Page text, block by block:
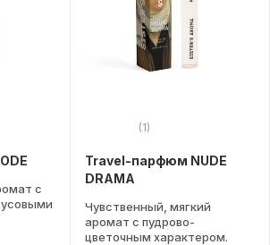
с
(1)
Travel-парфюм NUDE
DRAMA
Чувственный, мягкий
аромат с пудрово-
цветочным характером.